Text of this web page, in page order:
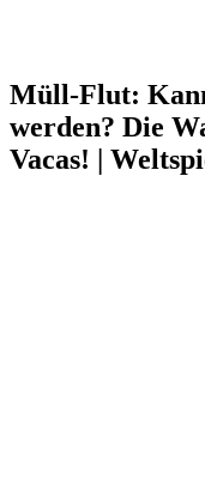
Müll-Flut:
werden? Die
Vacas! |